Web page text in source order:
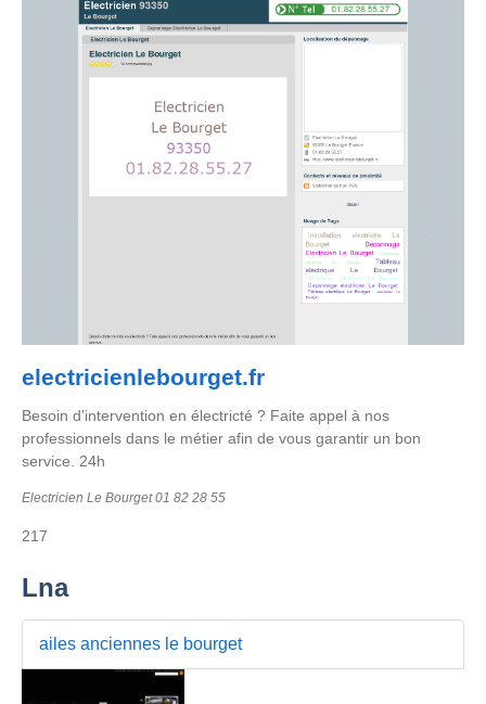
electricienlebourget.fr
Besoin d'intervention en électricté ? Faite appel à nos
professionnels dans le métier afin de vous garantir un bon
service. 24h
Electricien Le Bourget 01 82 28 55
217
Lna
ailes anciennes le bourget